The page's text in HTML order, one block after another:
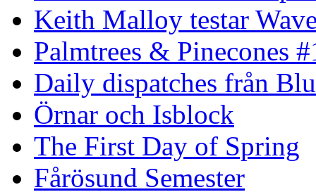
Keith Malloy testar
Palmtrees & Pinecones
Daily dispatches från
Örnar och Isblock
The First Day of Spring
Fårösund Semester